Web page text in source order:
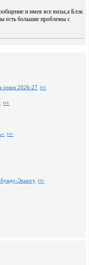
и имея все визы,а Блэк
есть большие проблемы с
сезон 2026-27
Эхиогу